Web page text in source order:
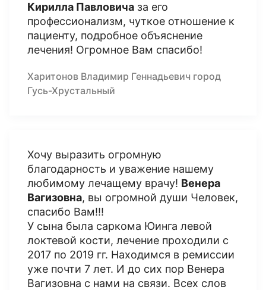
Кирилла Павловича за его
профессионализм, чуткое отношение к
пациенту, подробное объяснение
лечения! Огромное Вам спасибо!
Харитонов Владимир Геннадьевич город
Гусь-Хрустальный
Хочу выразить огромную
благодарность и уважение нашему
любимому лечащему врачу! Венера
Вагизовна, вы огромной души Человек,
спасибо Вам!!!
У сына была саркома Юинга левой
локтевой кости, лечение проходили с
2017 по 2019 гг. Находимся в ремиссии
уже почти 7 лет. И до сих пор Венера
Вагизовна с нами на связи. Всех слов